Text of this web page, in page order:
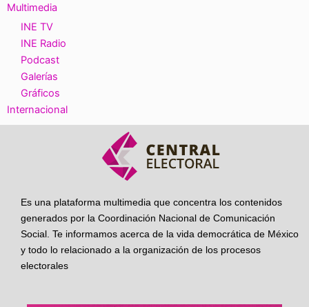
Multimedia
INE TV
INE Radio
Podcast
Galerías
Gráficos
Internacional
Es una plataforma multimedia que concentra los contenidos
generados por la Coordinación Nacional de Comunicación
Social. Te informamos acerca de la vida democrática de México
y todo lo relacionado a la organización de los procesos
electorales